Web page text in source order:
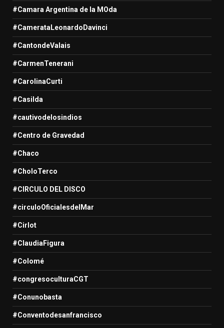
#Camara Argentina de la MOda
#CamerataLeonardoDavinci
#CantondeValais
#CarmenTenerani
#CarolinaCurti
#Casilda
#cautivodelosindios
#Centro de Gravedad
#Chaco
#CholoTerco
#CIRCULO DEL DISCO
#circuloOficialesdelMar
#Cirlot
#ClaudiaFigura
#Colomé
#congresoculturaCGT
#Conunobasta
#Conventodesanfrancisco